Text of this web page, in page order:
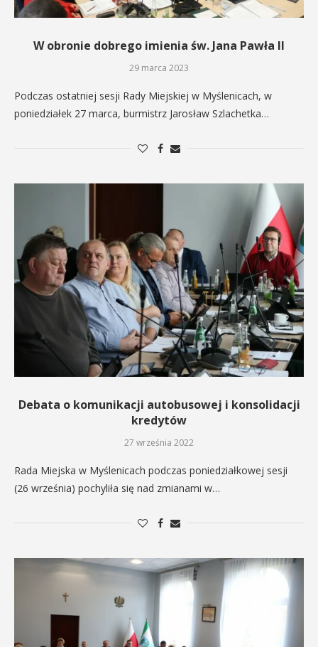
W obronie dobrego imienia św. Jana Pawła II
29 marca 2023
Podczas ostatniej sesji Rady Miejskiej w Myślenicach, w
poniedziałek 27 marca, burmistrz Jarosław Szlachetka…
Debata o komunikacji autobusowej i konsolidacji
kredytów
27 września 2022
Rada Miejska w Myślenicach podczas poniedziałkowej sesji
(26 września) pochyliła się nad zmianami w…